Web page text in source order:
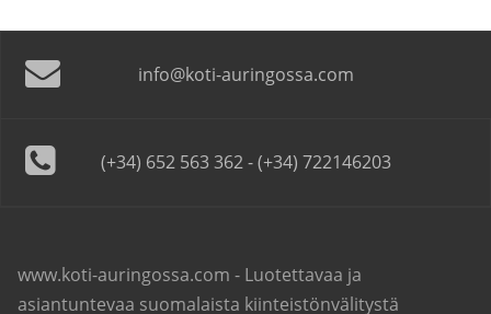
info@koti-auringossa.com
(+34) 652 563 362 - (+34) 722146203
www.koti-auringossa.com - Luotettavaa ja
asiantuntevaa suomalaista kiinteistönvälitystä